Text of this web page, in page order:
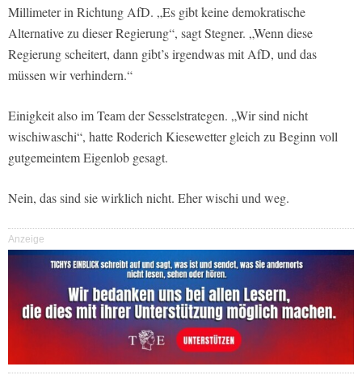
Millimeter in Richtung AfD. „Es gibt keine demokratische
Alternative zu dieser Regierung“, sagt Stegner. „Wenn diese
Regierung scheitert, dann gibt’s irgendwas mit AfD, und das
müssen wir verhindern.“
Einigkeit also im Team der Sesselstrategen. „Wir sind nicht
wischiwaschi“, hatte Roderich Kiesewetter gleich zu Beginn voll
gutgemeintem Eigenlob gesagt.
Nein, das sind sie wirklich nicht. Eher wischi und weg.
Anzeige